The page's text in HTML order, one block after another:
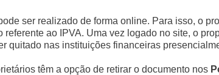
ser realizado de forma online. Para isso, o
referente ao IPVA. Uma vez logado no site, o
quitado nas instituições financeiras
têm a opção de retirar o documento nos